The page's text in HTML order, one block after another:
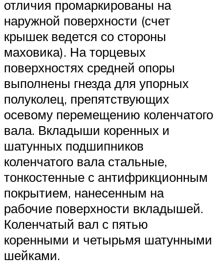
отличия промаркированы на
наружной поверхности (счет
крышек ведется со стороны
маховика). На торцевых
поверхностях средней опоры
выполнены гнезда для упорных
полуколец, препятствующих
осевому перемещению коленчатого
вала. Вкладыши коренных и
шатунных подшипников
коленчатого вала стальные,
тонкостенные с антифрикционным
покрытием, нанесенным на
рабочие поверхности вкладышей.
Коленчатый вал с пятью
коренными и четырьмя шатунными
шейками.